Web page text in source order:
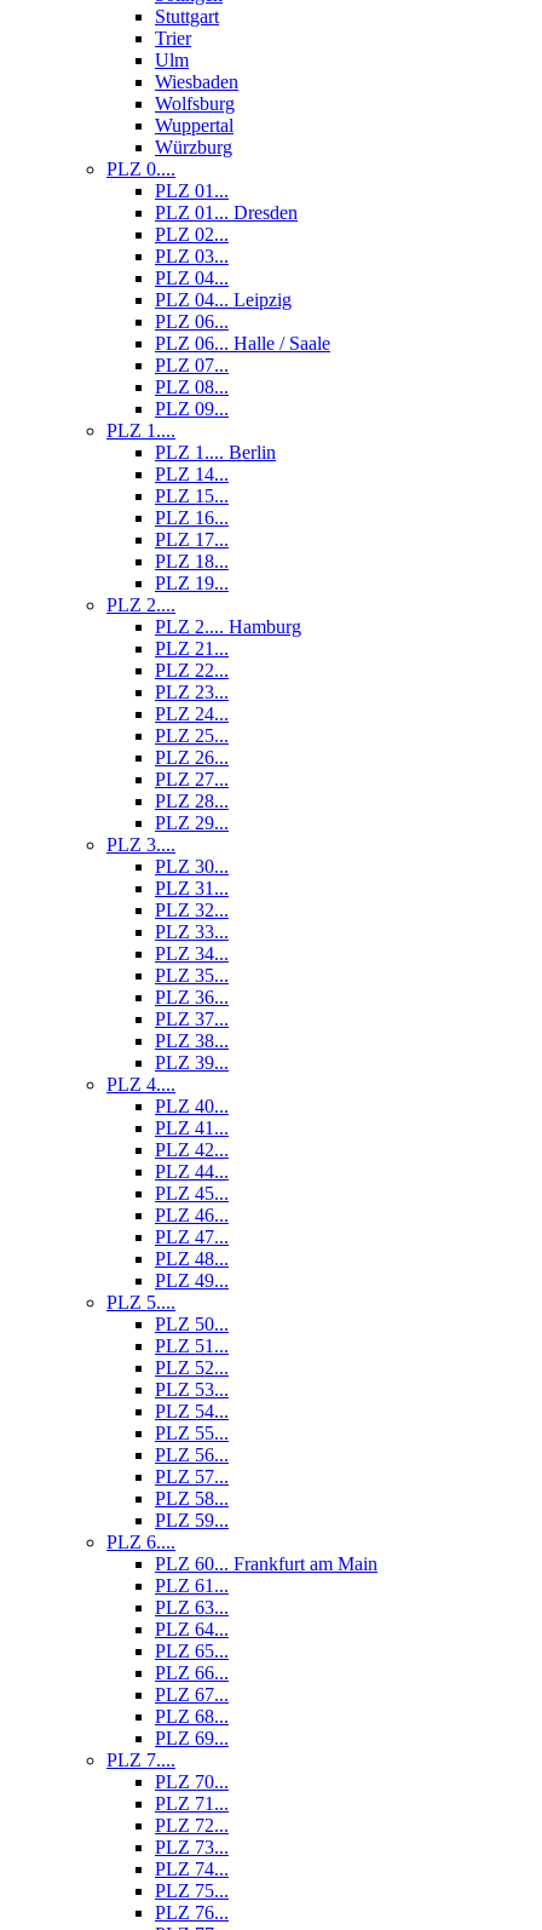
Stuttgart
Trier
Ulm
Wiesbaden
Wolfsburg
Wuppertal
Würzburg
PLZ 0....
PLZ 01...
PLZ 01... Dresden
PLZ 02...
PLZ 03...
PLZ 04...
PLZ 04... Leipzig
PLZ 06...
PLZ 06... Halle / Saale
PLZ 07...
PLZ 08...
PLZ 09...
PLZ 1....
PLZ 1.... Berlin
PLZ 14...
PLZ 15...
PLZ 16...
PLZ 17...
PLZ 18...
PLZ 19...
PLZ 2....
PLZ 2.... Hamburg
PLZ 21...
PLZ 22...
PLZ 23...
PLZ 24...
PLZ 25...
PLZ 26...
PLZ 27...
PLZ 28...
PLZ 29...
PLZ 3....
PLZ 30...
PLZ 31...
PLZ 32...
PLZ 33...
PLZ 34...
PLZ 35...
PLZ 36...
PLZ 37...
PLZ 38...
PLZ 39...
PLZ 4....
PLZ 40...
PLZ 41...
PLZ 42...
PLZ 44...
PLZ 45...
PLZ 46...
PLZ 47...
PLZ 48...
PLZ 49...
PLZ 5....
PLZ 50...
PLZ 51...
PLZ 52...
PLZ 53...
PLZ 54...
PLZ 55...
PLZ 56...
PLZ 57...
PLZ 58...
PLZ 59...
PLZ 6....
PLZ 60... Frankfurt am Main
PLZ 61...
PLZ 63...
PLZ 64...
PLZ 65...
PLZ 66...
PLZ 67...
PLZ 68...
PLZ 69...
PLZ 7....
PLZ 70...
PLZ 71...
PLZ 72...
PLZ 73...
PLZ 74...
PLZ 75...
PLZ 76...